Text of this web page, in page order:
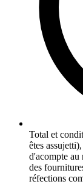
Total et
êtes
d'acompte au
des
réfections